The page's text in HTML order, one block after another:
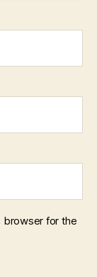
browser for the